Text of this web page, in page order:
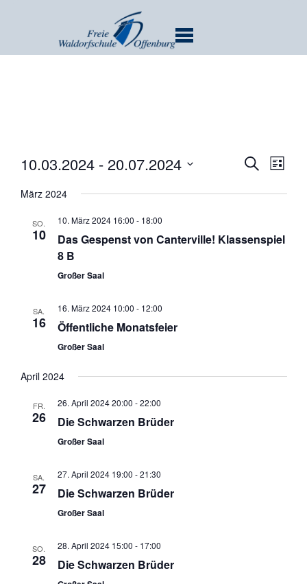
und
SUCHELISTE
10.03.2024 - 20.07.2024
März 2024
SO.
10
10. März 2024 16:00 - 18:00
Das Gespenst von Canterville! Klassenspiel
8 B
Großer Saal
SA.
16
16. März 2024 10:00 - 12:00
Öffentliche Monatsfeier
Großer Saal
April 2024
FR.
26
26. April 2024 20:00 -22:00
Die Schwarzen Brüder
Großer Saal
SA.
27
27. April 2024 19:00 -21:30
Die Schwarzen Brüder
Großer Saal
SO.
28
28. April 2024 15:00 - 17:00
Die Schwarzen Brüder